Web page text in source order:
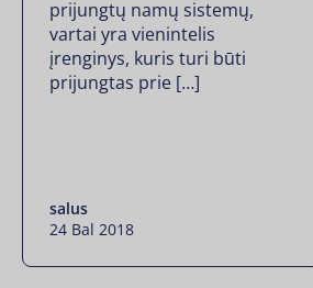
prijungtų namų sistemų,
vartai yra vienintelis
įrenginys, kuris turi būti
prijungtas prie […]
salus
24 Bal 2018